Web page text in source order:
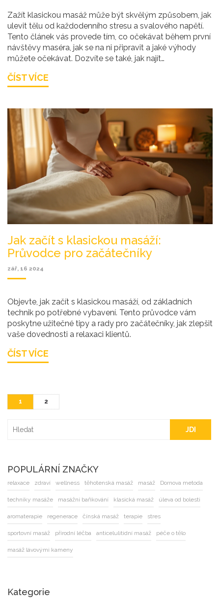
Zažít klasickou masáž může být skvělým způsobem, jak
ulevit tělu od každodenního stresu a svalového napětí.
Tento článek vás provede tím, co očekávat během první
návštěvy maséra, jak se na ni připravit a jaké výhody
můžete očekávat. Dozvíte se také, jak najít
vědět o technikách klasické masáže. Je to ideální
ČÍST VÍCE
Jak začít s klasickou masáží:
Průvodce pro začátečníky
zář, 16 2024
Objevte, jak začít s klasickou masáží, od základních
technik po potřebné vybavení. Tento průvodce vám
poskytne užitečné tipy a rady pro začátečníky, jak zlepšit
vaše dovednosti a relaxaci klientů.
ČÍST VÍCE
1 2
JDI
POPULÁRNÍ ZNAČKY
relaxace zdraví wellness těhotenská masáž masáž Dornova metoda
techniky masáže masážní baňkování klasická masáž úleva od bolesti
aromaterapie regenerace čínská masáž terapie stres
sportovní masáž přírodní léčba anticelulitidní masáž péče o tělo
masáž lávovými kameny
Kategorie